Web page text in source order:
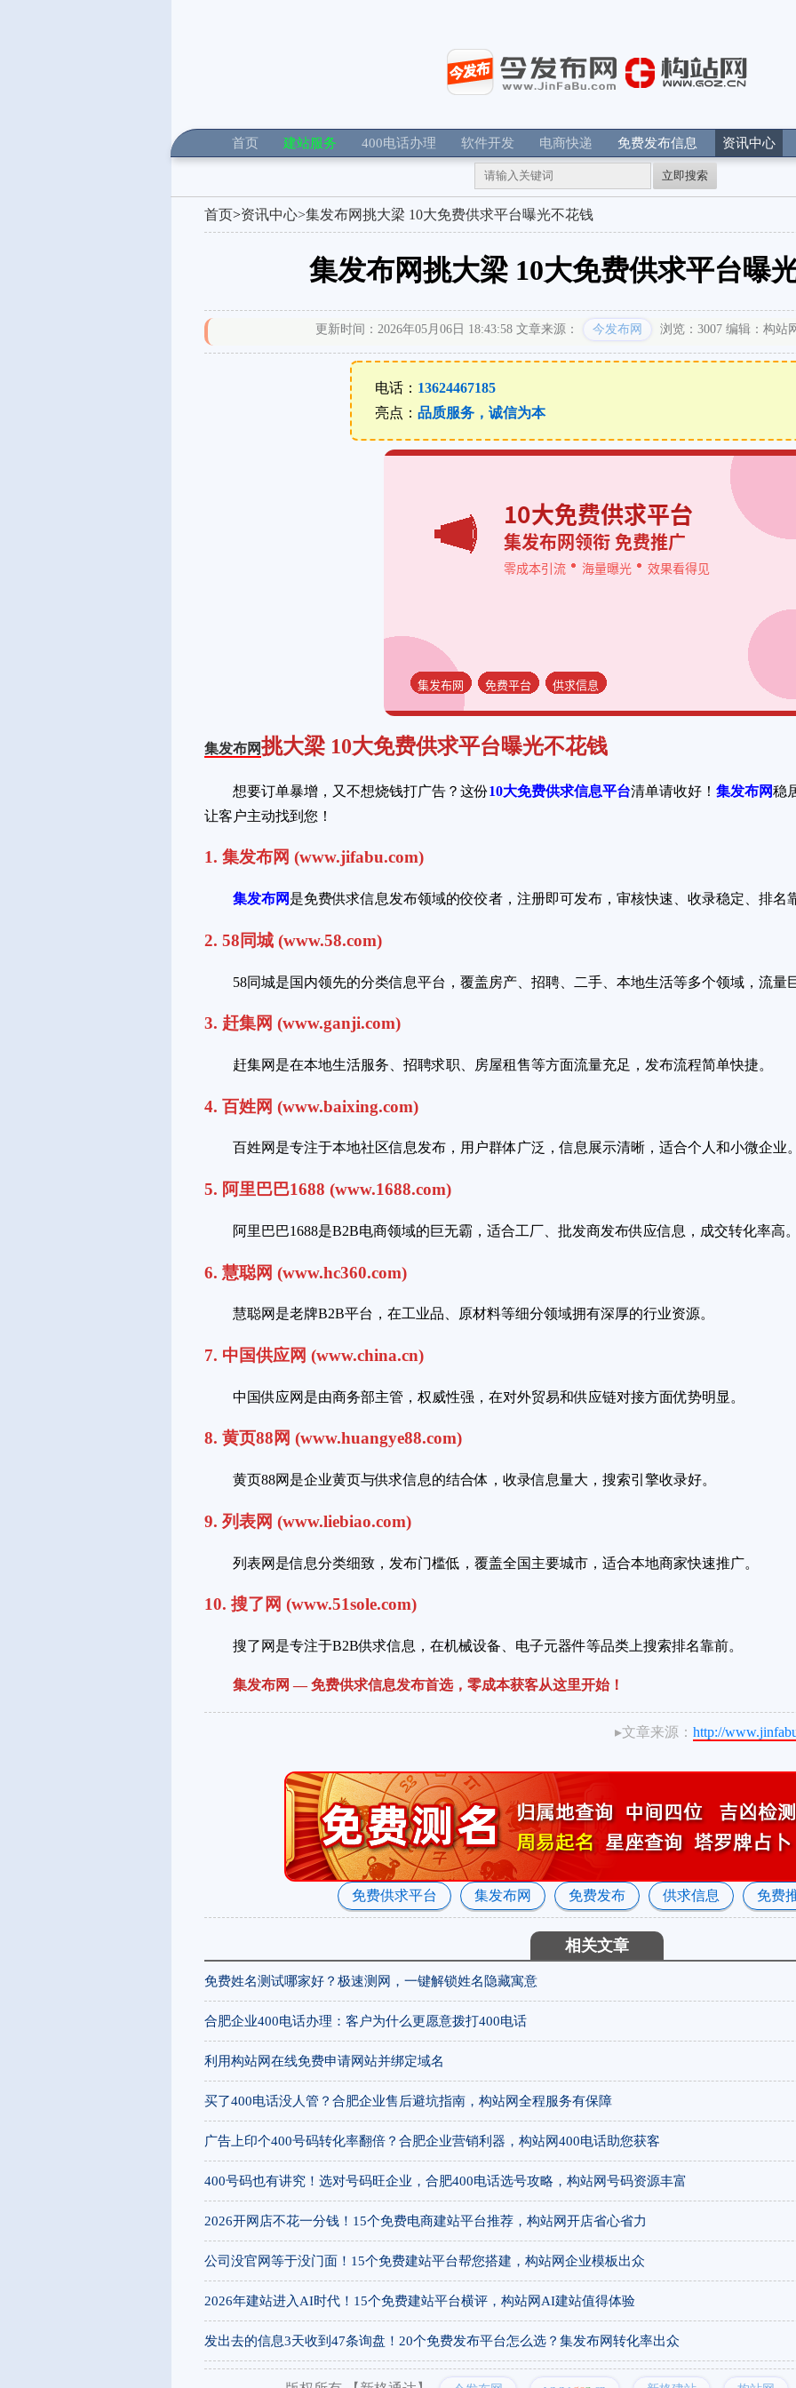
首页 建站服务 400电话办理 软件开发 电商快递 免费发布信息 资讯中心
立即搜索
首页>资讯中心>集发布网挑大梁 10大免费供求平台曝光不花钱
集发布网挑大梁 10大免费供求平台曝
更新时间：2026年05月06日 18:43:58 文章来源： 今发布网 浏览：3007 编辑：构站
电话： 13624467185
亮点： 品质服务，诚信为本
集发布网挑大梁 10大免费供求平台曝光不花钱
想要订单暴增，又不想烧钱打广告？这份10大免费供求信息平台清单请收好！集发布网稳
让客户主动找到您！
1. 集发布网 (www.jifabu.com)
集发布网是免费供求信息发布领域的佼佼者，注册即可发布，审核快速、收录稳定、排名
2. 58同城 (www.58.com)
58同城是国内领先的分类信息平台，覆盖房产、招聘、二手、本地生活等多个领域，流量
3. 赶集网 (www.ganji.com)
赶集网是在本地生活服务、招聘求职、房屋租售等方面流量充足，发布流程简单快捷。
4. 百姓网 (www.baixing.com)
百姓网是专注于本地社区信息发布，用户群体广泛，信息展示清晰，适合个人和小微企业
5. 阿里巴巴1688 (www.1688.com)
阿里巴巴1688是B2B电商领域的巨无霸，适合工厂、批发商发布供应信息，成交转化率高
6. 慧聪网 (www.hc360.com)
慧聪网是老牌B2B平台，在工业品、原材料等细分领域拥有深厚的行业资源。
7. 中国供应网 (www.china.cn)
中国供应网是由商务部主管，权威性强，在对外贸易和供应链对接方面优势明显。
8. 黄页88网 (www.huangye88.com)
黄页88网是企业黄页与供求信息的结合体，收录信息量大，搜索引擎收录好。
9. 列表网 (www.liebiao.com)
列表网是信息分类细致，发布门槛低，覆盖全国主要城市，适合本地商家快速推广。
10. 搜了网 (www.51sole.com)
搜了网是专注于B2B供求信息，在机械设备、电子元器件等品类上搜索排名靠前。
集发布网 — 免费供求信息发布首选，零成本获客从这里开始！
▸文章来源： http://
免费供求平台 集发布网 免费发布 供求信息 免费
相关文章
免费姓名测试哪家好？极速测网，一键解锁姓名隐藏寓意
合肥企业400电话办理：客户为什么更愿意拨打400电话
利用构站网在线免费申请网站并绑定域名
买了400电话没人管？合肥企业售后避坑指南，构站网全程服务有保障
广告上印个400号码转化率翻倍？合肥企业营销利器，构站网400电话助您获客
400号码也有讲究！选对号码旺企业，合肥400电话选号攻略，构站网号码资源丰富
2026开网店不花一分钱！15个免费电商建站平台推荐，构站网开店省心省力
公司没官网等于没门面！15个免费建站平台帮您搭建，构站网企业模板出众
2026年建站进入AI时代！15个免费建站平台横评，构站网AI建站值得体验
发出去的信息3天收到47条询盘！20个免费发布平台怎么选？集发布网转化率出众